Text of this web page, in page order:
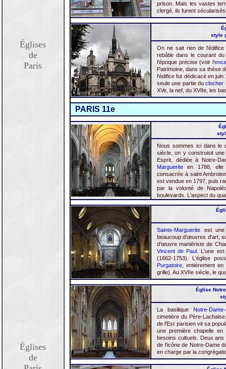
Églises
de
Paris
Églises
de
prison. Mais les vastes
clergé, ils furent
style
On ne sait rien de l'édifice
rebâtie dans le courant
l'époque précise (voir l'
Patrimoine, dans sa thèse
l'édifice fut dédicacé en
seule une partie duclocher
XVe, la nef, du XVIIe, les
PARIS 11e
Nous sommes ici dans le
siècle, on y construisit
Esprit, dédiée à Notre-
Marguerite en 1788, elle
consacrée à saint
est vendue en 1797, puis
par la volonté de
boulevards. L'aspect du
Sainte-Marguerite est une
beaucoup d'œuvres d'art,
d'œuvre maniériste de
Vincent de Paul . L'une
(1662-1753). L'église
Purgatoire , entièrement
grille). Au XVIIe siècle, le
Église
La basilique Notre-
cimetière du Père-
de l'Est parisien vit sa
une première chapelle
besoins cultuels. Deux
de l'icône de Notre-Dame
en charge par la